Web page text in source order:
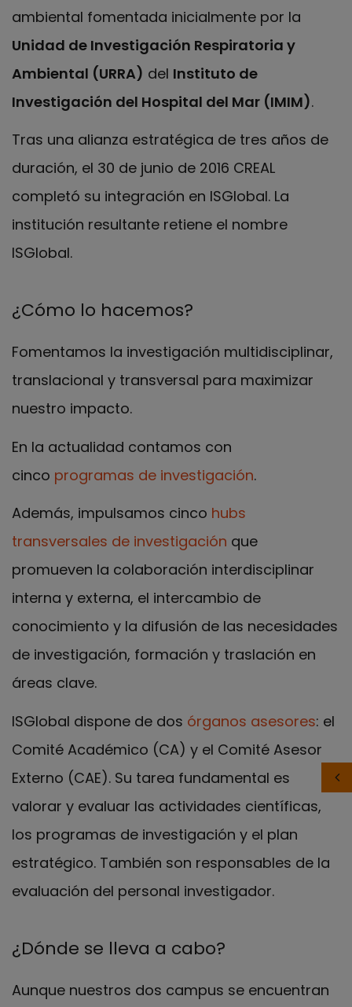
ambiental fomentada inicialmente por la
Unidad de Investigación Respiratoria y
Ambiental (URRA) del Instituto de
Investigación del Hospital del Mar (IMIM).
Tras una alianza estratégica de tres años de
duración, el 30 de junio de 2016 CREAL
completó su integración en ISGlobal. La
institución resultante retiene el nombre
ISGlobal.
¿Cómo lo hacemos?
Fomentamos la investigación multidisciplinar,
translacional y transversal para maximizar
nuestro impacto.
En la actualidad contamos con
cinco programas de investigación.
Además, impulsamos cinco hubs
transversales de investigación que
promueven la colaboración interdisciplinar
interna y externa, el intercambio de
conocimiento y la difusión de las necesidades
de investigación, formación y traslación en
áreas clave.
ISGlobal dispone de dos órganos asesores: el
Comité Académico (CA) y el Comité Asesor
Externo (CAE). Su tarea fundamental es
valorar y evaluar las actividades científicas,
los programas de investigación y el plan
estratégico. También son responsables de la
evaluación del personal investigador.
¿Dónde se lleva a cabo?
Aunque nuestros dos campus se encuentran